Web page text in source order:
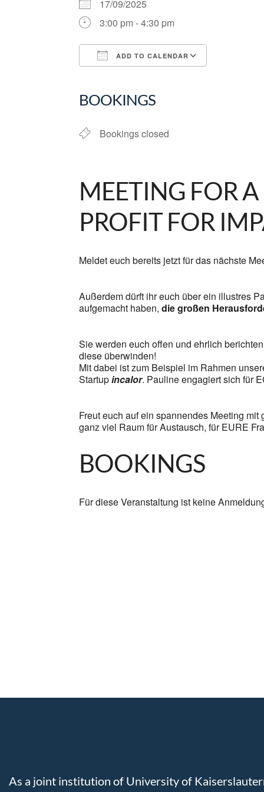
17/09/2025
3:00 pm - 4:30 pm
ADD TO CALENDAR
BOOKINGS
Bookings closed
MEETING FOR
PROFIT FOR
Meldet euch bereits jetzt für das nächste
Außerdem dürft ihr euch über ein illustres
aufgemacht haben,die großen
Sie werden euch offen und ehrlich
diese überwinden!
Mit dabei ist zum Beispiel im Rahmen
Startupincalor. Pauline engagiert sich für
Freut euch auf ein spannendes Meeting
ganz viel Raum für Austausch, für EURE
BOOKINGS
Für diese Veranstaltung ist keine
As a joint institution of University of